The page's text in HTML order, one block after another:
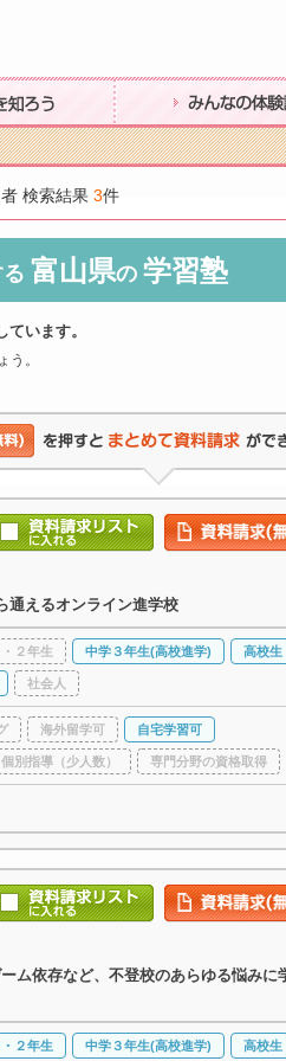
みんなの体験談
検索結果 3件
富山県の 学習塾
います。
う。
えるオンライン進学校
２年生 中学３年生(高校進学) 高校生
社会人
海外留学可 自宅学習可
個別指導（少人数） 専門分野の資格取得
依存など、不登校のあらゆる悩みに
２年生 中学３年生(高校進学) 高校生